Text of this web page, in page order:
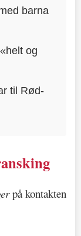
barna
og
til Rød-
på kontakten